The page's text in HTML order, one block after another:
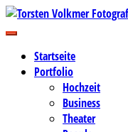
Zum
Inhalt
Torsten
Business-, Portrait- und
Startseite
Portfolio
Hochzeit
Business
Theater